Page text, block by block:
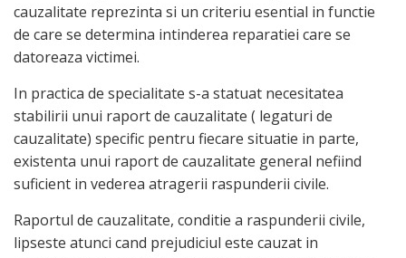
cauzalitate reprezinta si un criteriu esential in functie
de care se determina intinderea reparatiei care se
datoreaza victimei.
In practica de specialitate s-a statuat necesitatea
stabilirii unui raport de cauzalitate ( legaturi de
cauzalitate) specific pentru fiecare situatie in parte,
existenta unui raport de cauzalitate general nefiind
suficient in vederea atragerii raspunderii civile.
Raportul de cauzalitate, conditie a raspunderii civile,
lipseste atunci cand prejudiciul este cauzat in